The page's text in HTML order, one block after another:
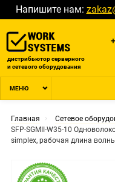
Напишите нам:
дистрибьютор серверного
и сетевого оборудования
МЕНЮ
Главная Сетевое
SFP-SGMII-W35-10
simplex, рабочая длина